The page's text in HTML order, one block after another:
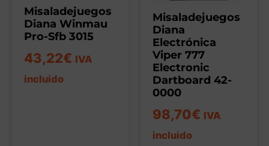
Misaladejuegos
Diana Winmau
Pro-Sfb 3015
43,22€ IVA
incluido
Misaladejuegos
Diana
Electrónica
Viper 777
Electronic
Dartboard 42-
0000
98,70€ IVA
incluido